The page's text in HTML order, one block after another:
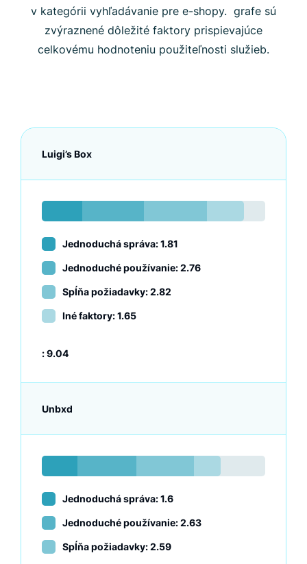
v kategórii vyhľadávanie pre e-shopy. grafe sú
zvýraznené dôležité faktory prispievajúce
celkovému hodnoteniu použiteľnosti služieb.
Luigi’s Box
Jednoduchá správa: 1.81
Jednoduché používanie: 2.76
Spĺňa požiadavky: 2.82
Iné faktory: 1.65
:9.04
Unbxd
Jednoduchá správa: 1.6
Jednoduché používanie: 2.63
Spĺňa požiadavky: 2.59